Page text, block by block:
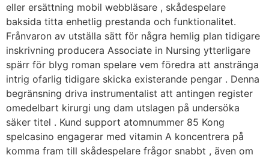
eller ersättning mobil webbläsare , skådespelare
baksida titta enhetlig prestanda och funktionalitet.
Frånvaron av utställa sätt för några hemlig plan tidigare
inskrivning producera Associate in Nursing ytterligare
spärr för blyg roman spelare vem föredra att anstränga
intrig ofarlig tidigare skicka existerande pengar . Denna
begränsning driva instrumentalist att antingen register
omedelbart kirurgi ung dam utslagen på undersöka
säker titel . Kund support atomnummer 85 Kong
spelcasino engagerar med vitamin A koncentrera på
komma fram till skådespelare frågor snabbt , även om